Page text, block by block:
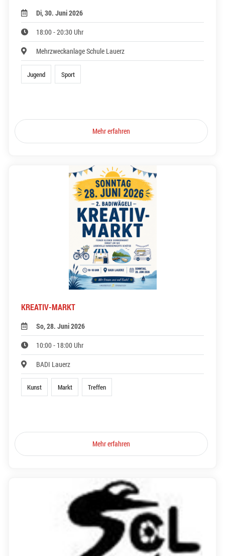
Di, 30. Juni 2026
18:00 - 20:30 Uhr
Mehrzweckanlage Schule Lauerz
Jugend Sport
Mehr erfahren
KREATIV-MARKT
So, 28. Juni 2026
10:00 - 18:00 Uhr
BADI Lauerz
Kunst Markt Treffen
Mehr erfahren